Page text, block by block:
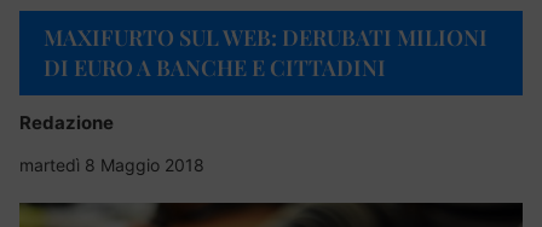
MAXIFURTO SUL WEB: DERUBATI MILIONI
DI EURO A BANCHE E CITTADINI
Redazione
martedì 8 Maggio 2018